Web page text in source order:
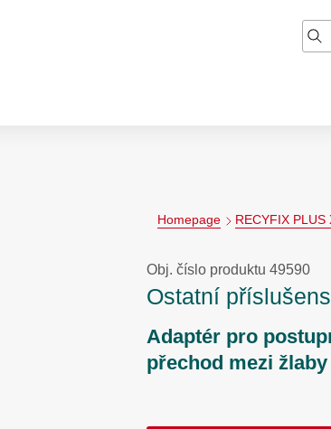
Homepage RECYFIX PLUS
Obj. číslo produktu 49590
Ostatní
Adaptér pro
přechod mezi žlaby